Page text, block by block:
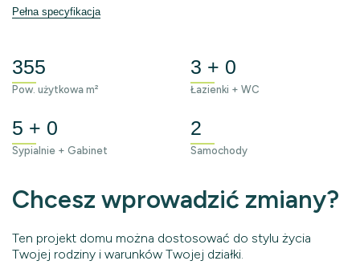
Pełna specyfikacja
355
Pow. użytkowa m²
3 + 0
Łazienki + WC
5 + 0
Sypialnie + Gabinet
2
Samochody
Chcesz wprowadzić zmiany?
Ten projekt domu można dostosować do stylu życia
Twojej rodziny i warunków Twojej działki.